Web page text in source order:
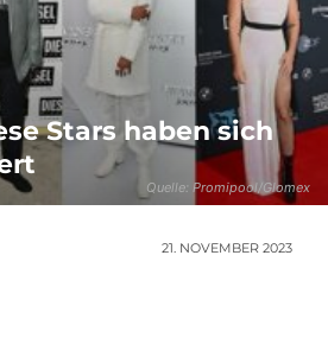
Quelle: Promipool/Glomex
Stars haben sich
21. NOVEMBER 2023